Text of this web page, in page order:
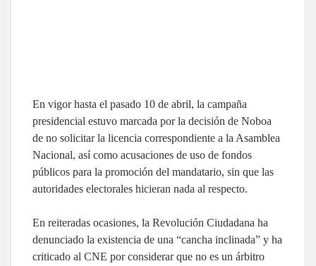
En vigor hasta el pasado 10 de abril, la campaña
presidencial estuvo marcada por la decisión de Noboa
de no solicitar la licencia correspondiente a la Asamblea
Nacional, así como acusaciones de uso de fondos
públicos para la promoción del mandatario, sin que las
autoridades electorales hicieran nada al respecto.
En reiteradas ocasiones, la Revolución Ciudadana ha
denunciado la existencia de una “cancha inclinada” y ha
criticado al CNE por considerar que no es un árbitro